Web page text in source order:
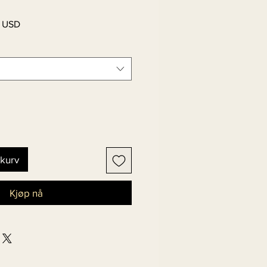
Salgspris
Kjøp nå